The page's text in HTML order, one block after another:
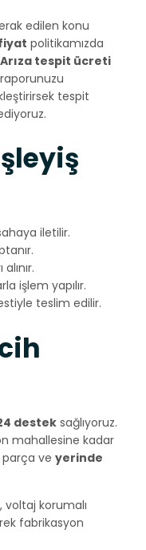
edilen konu
politikamızda
Arıza tespit ücreti
tespit
iletilir.
işlem yapılır.
teslim edilir.
desteksağlıyoruz.
mahallesine kadar
ve yerinde
voltaj korumalı
fabrikasyon